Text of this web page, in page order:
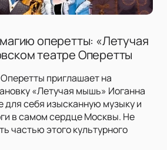
оперетты: «Летучая
театре Оперетты
приглашает на
«Летучая мышь» Иоганна
для себя изысканную музыку и
в самом сердце Москвы. Не
частью этого культурного